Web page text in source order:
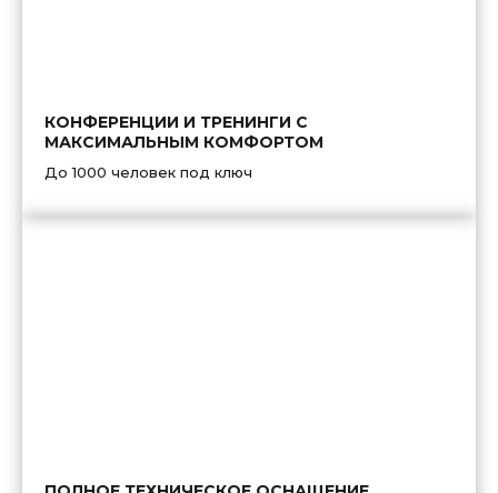
КОНФЕРЕНЦИИ И ТРЕНИНГИ С
МАКСИМАЛЬНЫМ КОМФОРТОМ
До 1000 человек под ключ